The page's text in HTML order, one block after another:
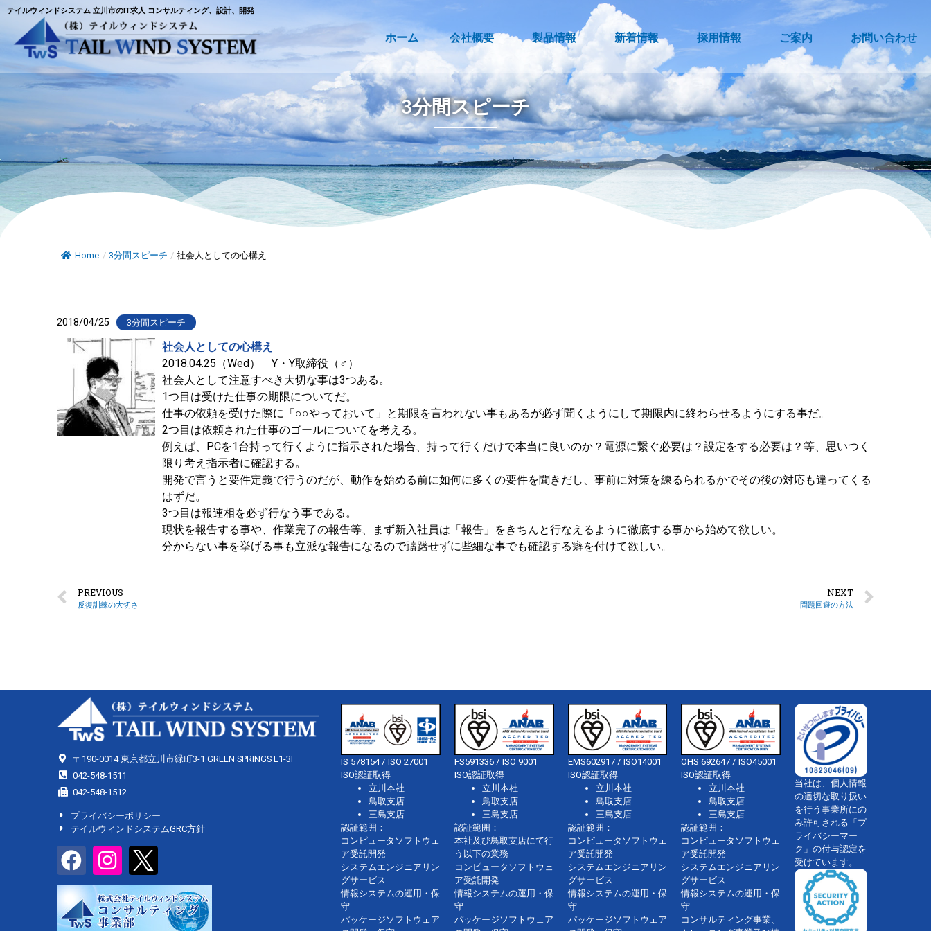
テイルウィンドシステム 立川市のIT求人 コンサルティング、設計、開発
ホーム 会社概要 製品情報 新着情報 採用情報 ご案内 お問い合わせ
3分間スピーチ
Home / 3分間スピーチ / 社会人としての心構え
2018/04/25 3分間スピーチ
社会人としての心構え
2018.04.25（Wed） Y・Y取締役（♂）
社会人として注意すべき大切な事は3つある。
1つ目は受けた仕事の期限についてだ。
仕事の依頼を受けた際に「○○やっておいて」と期限を言われない事もあるが必ず聞くようにして期限内に終わらせるようにする事だ。
2つ目は依頼された仕事のゴールについてを考える。
例えば、PCを1台持って行くように指示された場合、持って行くだけで本当に良いのか？電源に繋ぐ必要は？設定をする必要は？等、思いつく
限り考え指示者に確認する。
開発で言うと要件定義で行うのだが、動作を始める前に如何に多くの要件を聞きだし、事前に対策を練るられるかでその後の対応も違ってくる
はずだ。
3つ目は報連相を必ず行なう事である。
現状を報告する事や、作業完了の報告等、まず新入社員は「報告」をきちんと行なえるように徹底する事から始めて欲しい。
分からない事を挙げる事も立派な報告になるので躊躇せずに些細な事でも確認する癖を付けて欲しい。
PREVIOUS
反復訓練の大切さ
NEXT
問題回避の方法
〒190-0014 東京都立川市緑町3-1 GREEN SPRINGS E1-3F
042-548-1511
042-548-1512
プライバシーポリシー
テイルウィンドシステムGRC方針
IS 578154 / ISO 27001
ISO認証取得
立川本社
鳥取支店
三島支店
認証範囲：
コンピュータソフトウェ
ア受託開発
システムエンジニアリン
グサービス
情報システムの運用・保
守
パッケージソフトウェア
FS591336 / ISO 9001
ISO認証取得
立川本社
鳥取支店
三島支店
認証範囲：
本社及び鳥取支店にて行
う以下の業務
コンピュータソフトウェ
ア受託開発
情報システムの運用・保
守
パッケージソフトウェア
EMS602917 / ISO14001
ISO認証取得
立川本社
鳥取支店
三島支店
認証範囲：
コンピュータソフトウェ
ア受託開発
システムエンジニアリン
グサービス
情報システムの運用・保
守
パッケージソフトウェア
OHS 692647 / ISO45001
ISO認証取得
立川本社
鳥取支店
三島支店
認証範囲：
コンピュータソフトウェ
ア受託開発
システムエンジニアリン
グサービス
情報システムの運用・保
守
コンサルティング事業、
当社は、個人情報
の適切な取り扱い
を行う事業所にの
み許可される「プ
ライバシーマー
ク」の付与認定を
受けています。